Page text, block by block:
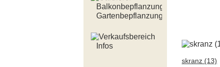
Balkonbepflanzung
Gartenbepflanzung
Infos
skranz (13)